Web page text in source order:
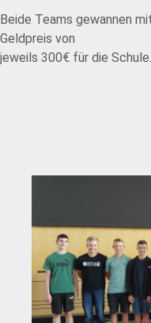
Beide Teams gewannen
Geldpreis von
jeweils 300€ für die Schule.